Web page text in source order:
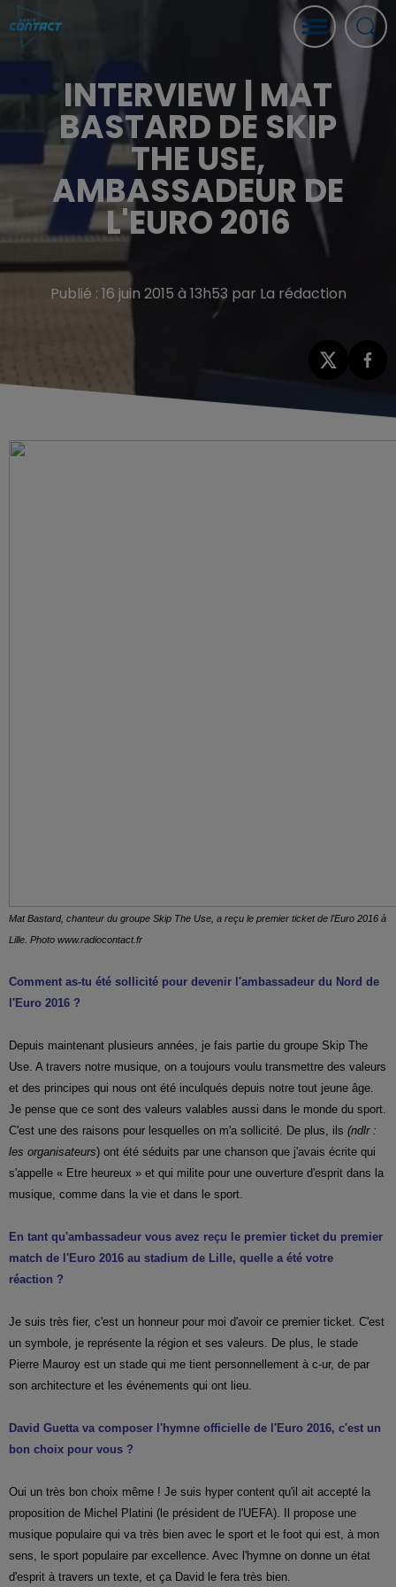
INTERVIEW | MAT
BASTARD DE SKIP
THE USE,
AMBASSADEUR DE
L'EURO 2016
Publié : 16 juin 2015 à 13h53 par La rédaction
Mat Bastard, chanteur du groupe Skip The Use, a reçu le premier ticket de l'Euro 2016 à
Lille. Photo www.radiocontact.fr
Comment as-tu été sollicité pour devenir l'ambassadeur du Nord de
l'Euro 2016 ?
Depuis maintenant plusieurs années, je fais partie du groupe Skip The
Use. A travers notre musique, on a toujours voulu transmettre des valeurs
et des principes qui nous ont été inculqués depuis notre tout jeune âge.
Je pense que ce sont des valeurs valables aussi dans le monde du sport.
C'est une des raisons pour lesquelles on m'a sollicité. De plus, ils (ndlr :
les organisateurs) ont été séduits par une chanson que j'avais écrite qui
s'appelle « Etre heureux » et qui milite pour une ouverture d'esprit dans la
musique, comme dans la vie et dans le sport.
En tant qu'ambassadeur vous avez reçu le premier ticket du premier
match de l'Euro 2016 au stadium de Lille, quelle a été votre
réaction ?
Je suis très fier, c'est un honneur pour moi d'avoir ce premier ticket. C'est
un symbole, je représente la région et ses valeurs. De plus, le stade
Pierre Mauroy est un stade qui me tient personnellement à c-ur, de par
son architecture et les événements qui ont lieu.
David Guetta va composer l'hymne officielle de l'Euro 2016, c'est un
bon choix pour vous ?
Oui un très bon choix même ! Je suis hyper content qu'il ait accepté la
proposition de Michel Platini (le président de l'UEFA). Il propose une
musique populaire qui va très bien avec le sport et le foot qui est, à mon
sens, le sport populaire par excellence. Avec l'hymne on donne un état
d'esprit à travers un texte, et ça David le fera très bien.